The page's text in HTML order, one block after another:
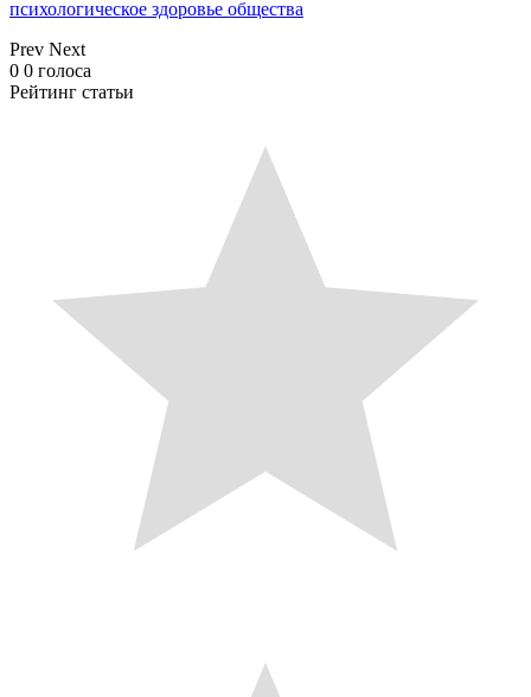
психологическое здоровье общества
Prev Next
0 0 голоса
Рейтинг статьи